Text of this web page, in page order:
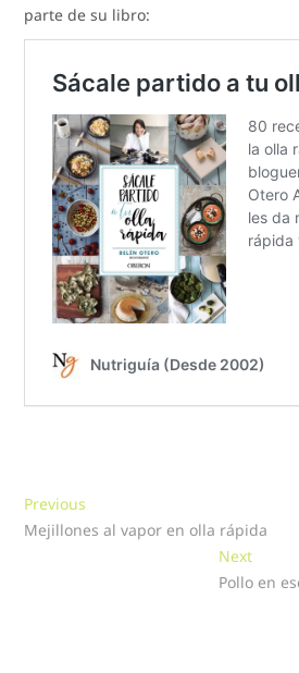
parte de su libro:
Navegación
de
Previous
post:
Mejillones al vapor en olla rápida
NextNext
post:
Pollo en